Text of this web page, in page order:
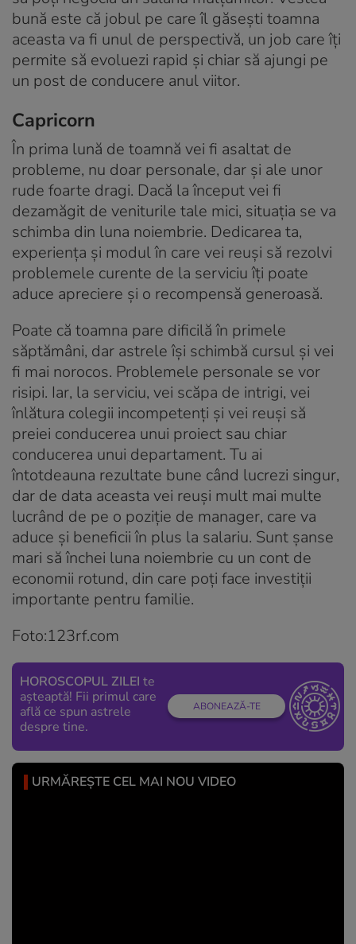
bună este că jobul pe care îl găsești toamna
aceasta va fi unul de perspectivă, un job care îți
permite să evoluezi rapid și chiar să ajungi pe
un post de conducere anul viitor.
Capricorn
În prima lună de toamnă vei fi asaltat de
probleme, nu doar personale, dar şi ale unor
rude foarte dragi. Dacă la început vei fi
dezamăgit de veniturile tale mici, situaţia se va
schimba din luna noiembrie. Dedicarea ta,
experiența și modul în care vei reuși să rezolvi
problemele curente de la serviciu îți poate
aduce apreciere și o recompensă generoasă.
Poate că toamna pare dificilă în primele
săptămâni, dar astrele îşi schimbă cursul şi vei
fi mai norocos. Problemele personale se vor
risipi. Iar, la serviciu, vei scăpa de intrigi, vei
înlătura colegii incompetenți și vei reuși să
preiei conducerea unui proiect sau chiar
conducerea unui departament. Tu ai
întotdeauna rezultate bune când lucrezi singur,
dar de data aceasta vei reuși mult mai multe
lucrând de pe o poziție de manager, care va
aduce și beneficii în plus la salariu. Sunt șanse
mari să închei luna noiembrie cu un cont de
economii rotund, din care poți face investiții
importante pentru familie.
Foto:123rf.com
HOROSCOPUL ZILEI te
așteaptă! Fii primul care
află ce spun astrele
despre tine.
ABONEAZĂ-TE
URMĂREȘTE CEL MAI NOU VIDEO